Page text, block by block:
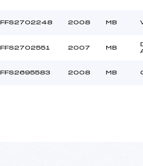
FFS2702248 2008 MB
FFS2702551 2007 MB
FFS2695583 2008 MB